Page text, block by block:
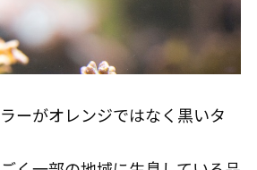
ーがオレンジではなく黒いタ